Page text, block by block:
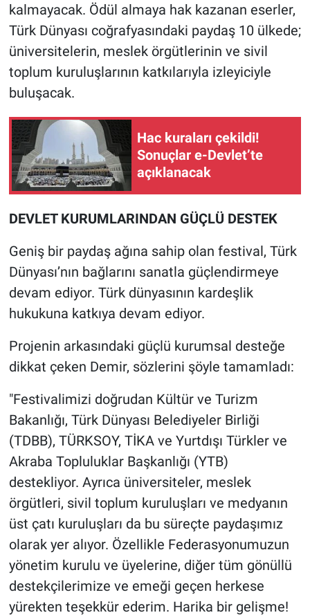
kalmayacak. Ödül almaya hak kazanan eserler,
Türk Dünyası coğrafyasındaki paydaş 10 ülkede;
üniversitelerin, meslek örgütlerinin ve sivil
toplum kuruluşlarının katkılarıyla izleyiciyle
buluşacak.
Hac kuraları çekildi!
Sonuçlar e-Devlet’te
açıklanacak
​DEVLET KURUMLARINDAN GÜÇLÜ DESTEK
​Geniş bir paydaş ağına sahip olan festival, Türk
Dünyası’nın bağlarını sanatla güçlendirmeye
devam ediyor. Türk dünyasının kardeşlik
hukukuna katkıya devam ediyor.
Projenin arkasındaki güçlü kurumsal desteğe
dikkat çeken Demir, sözlerini şöyle tamamladı:
​"Festivalimizi doğrudan Kültür ve Turizm
Bakanlığı, Türk Dünyası Belediyeler Birliği
(TDBB), TÜRKSOY, TİKA ve Yurtdışı Türkler ve
Akraba Topluluklar Başkanlığı (YTB)
destekliyor. Ayrıca üniversiteler, meslek
örgütleri, sivil toplum kuruluşları ve medyanın
üst çatı kuruluşları da bu süreçte paydaşımız
olarak yer alıyor. Özellikle Federasyonumuzun
yönetim kurulu ve üyelerine, diğer tüm gönüllü
destekçilerimize ve emeği geçen herkese
yürekten teşekkür ederim. Harika bir gelişme!